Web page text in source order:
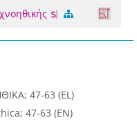
47-63 (EL)
47-63 (EN)